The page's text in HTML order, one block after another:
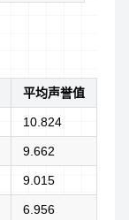
平均声誉值
10.824
9.662
9.015
6.956